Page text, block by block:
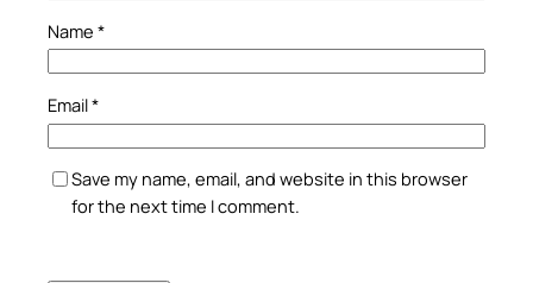
Name *
Email*
Save my name, email, and website in this browser
for the next time I comment.